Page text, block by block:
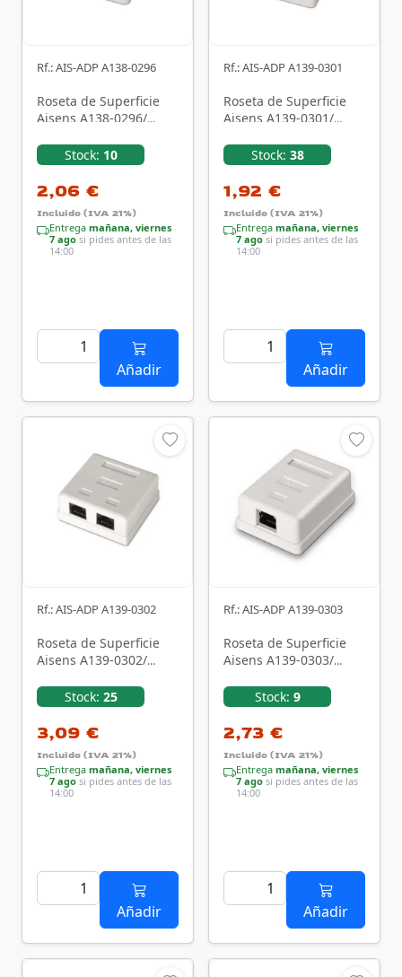
Rf.: AIS-ADP A138-0296
Roseta de Superficie
Aisens A138-0296/
Stock: 10
2,06 €
Incluido (IVA 21%)
Entrega mañana, viernes
7 ago si pides antes de las
14:00
Añadir
Rf.: AIS-ADP A139-0301
Roseta de Superficie
Aisens A139-0301/
Stock: 38
1,92 €
Incluido (IVA 21%)
Entrega mañana, viernes
7 ago si pides antes de las
14:00
Añadir
Rf.: AIS-ADP A139-0302
Roseta de Superficie
Aisens A139-0302/
Stock: 25
3,09 €
Incluido (IVA 21%)
Entrega mañana, viernes
7 ago si pides antes de las
14:00
Añadir
Rf.: AIS-ADP A139-0303
Roseta de Superficie
Aisens A139-0303/
Stock: 9
2,73 €
Incluido (IVA 21%)
Entrega mañana, viernes
7 ago si pides antes de las
14:00
Añadir